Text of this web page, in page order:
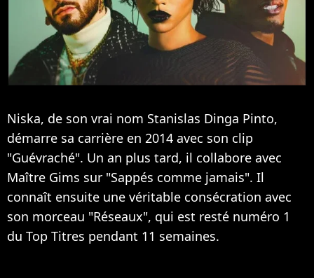
Niska, de son vrai nom Stanislas Dinga Pinto,
démarre sa carrière en 2014 avec son clip
"Guévraché". Un an plus tard, il collabore avec
Maître Gims sur "Sappés comme jamais". Il
connaît ensuite une véritable consécration avec
son morceau "Réseaux", qui est resté numéro 1
du Top Titres pendant 11 semaines.